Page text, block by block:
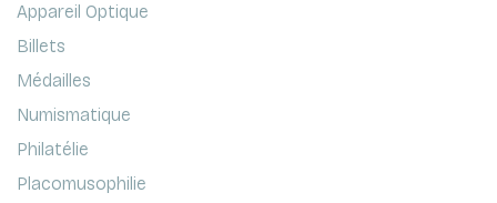
Appareil Optique
Billets
Médailles
Numismatique
Philatélie
Placomusophilie